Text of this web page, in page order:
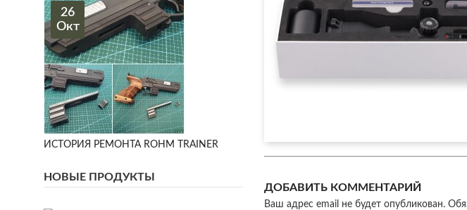
ДОБАВИТЬ КОММЕНТАРИЙ
Ваш адрес email не будет опубликован.
26
Окт
ИСТОРИЯ РЕМОНТА ROHM TRAINER
НОВЫЕ ПРОДУКТЫ